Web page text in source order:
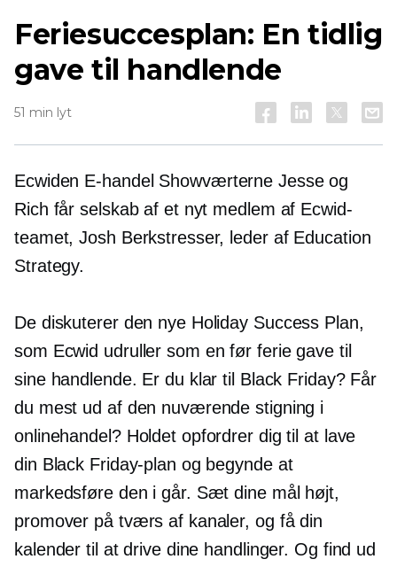
Feriesuccesplan: En tidlig
gave til handlende
51 min lyt
Ecwiden E-handel Showværterne Jesse og
Rich får selskab af et nyt medlem af Ecwid-
teamet, Josh Berkstresser, leder af Education
Strategy.
De diskuterer den nye Holiday Success Plan,
som Ecwid udruller som enfør feriegave til
sine handlende. Er du klar til Black Friday? Får
du mest ud af den nuværende stigning i
onlinehandel? Holdet opfordrer dig til at lave
din Black Friday-plan og begynde at
markedsføre den i går. Sæt dine mål højt,
promover på tværs af kanaler, og få din
kalender til at drive dine handlinger. Og find ud